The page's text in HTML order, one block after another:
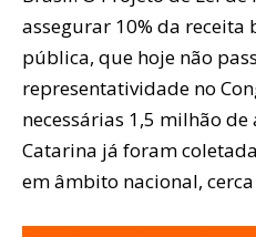
assegurar 10% da
pública, que hoje não
representatividade no
necessárias 1,5 milhão
Catarina já foram
em âmbito nacional,